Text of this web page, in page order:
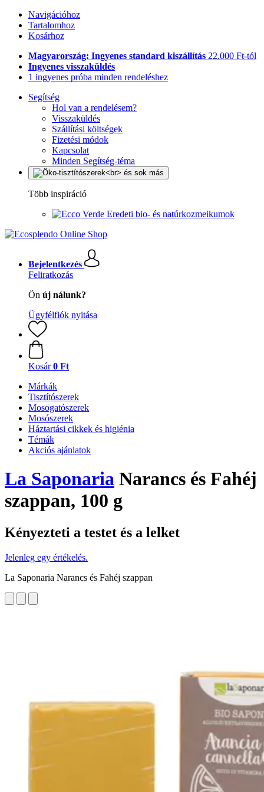
Navigációhoz
Tartalomhoz
Kosárhoz
Magyarország: Ingyenes standard kiszállítás 22.000 Ft-tól
Ingyenes visszaküldés
1 ingyenes próba minden rendeléshez
Segítség
Hol van a rendelésem?
Visszaküldés
Szállítási költségek
Fizetési módok
Kapcsolat
Minden Segítség-téma
Több inspiráció
Eredeti bio- és natúrkozmeikumok
Bejelentkezés
Feliratkozás
Ön új nálunk?
Ügyfélfiók nyitása
Kosár 0 Ft
Márkák
Tisztítószerek
Mosogatószerek
Mosószerek
Háztartási cikkek és higiénia
Témák
Akciós ajánlatok
La Saponaria Narancs és Fahéj
szappan, 100 g
Kényezteti a testet és a lelket
Jelenleg egy értékelés.
La Saponaria Narancs és Fahéj szappan